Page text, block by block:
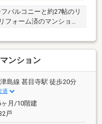
バルコニーと約27帖のリ
フォーム済のマンション
ンション
島線 甚目寺駅 徒歩20分
通
月/10階建
戸